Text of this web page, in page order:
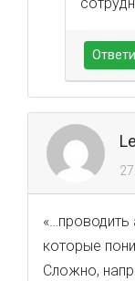
которые
Сложно,